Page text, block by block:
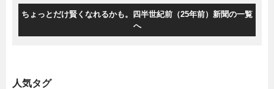
ちょっとだけ賢くなれるかも。四半世紀前（25年前）新聞の一覧
へ
人気タグ